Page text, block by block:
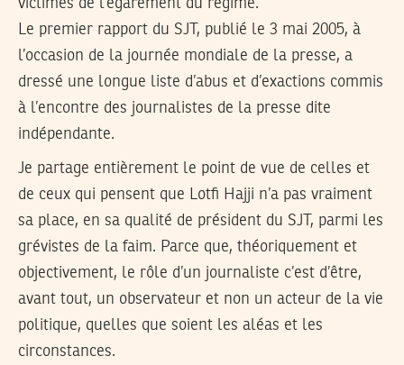
Le premier rapport du SJT, publié le 3 mai 2005, à
l’occasion de la journée mondiale de la presse, a
dressé une longue liste d’abus et d’exactions commis
à l’encontre des journalistes de la presse dite
indépendante.
Je partage entièrement le point de vue de celles et
de ceux qui pensent que Lotfi Hajji n’a pas vraiment
sa place, en sa qualité de président du SJT, parmi les
grévistes de la faim. Parce que, théoriquement et
objectivement, le rôle d’un journaliste c’est d’être,
avant tout, un observateur et non un acteur de la vie
politique, quelles que soient les aléas et les
circonstances.